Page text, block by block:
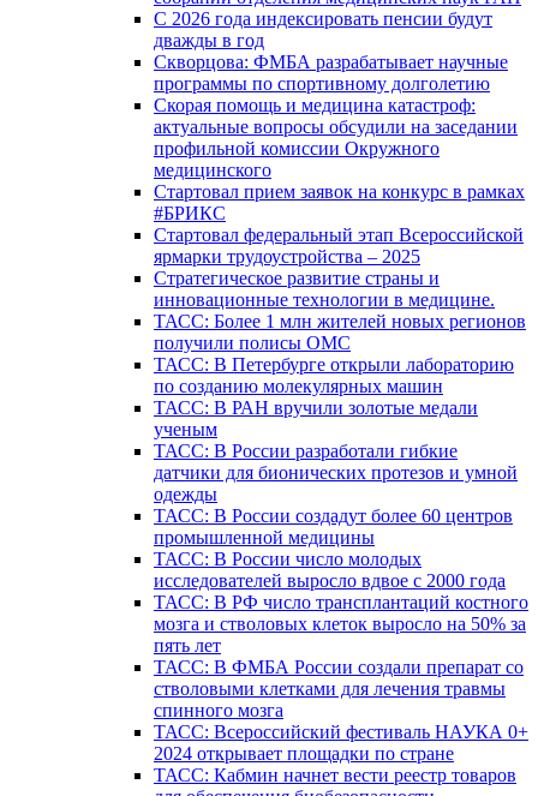
С 2026 года индексировать пенсии будут
дважды в год
Скворцова: ФМБА разрабатывает научные
программы по спортивному долголетию
Скорая помощь и медицина катастроф:
актуальные вопросы обсудили на заседании
профильной комиссии Окружного
медицинского
Стартовал прием заявок на конкурс в рамках
#БРИКС
Стартовал федеральный этап Всероссийской
ярмарки трудоустройства – 2025
Стратегическое развитие страны и
инновационные технологии в медицине.
ТАСС: Более 1 млн жителей новых регионов
получили полисы ОМС
ТАСС: В Петербурге открыли лабораторию
по созданию молекулярных машин
ТАСС: В РАН вручили золотые медали
ученым
ТАСС: В России разработали гибкие
датчики для бионических протезов и умной
одежды
ТАСС: В России создадут более 60 центров
промышленной медицины
ТАСС: В России число молодых
исследователей выросло вдвое с 2000 года
ТАСС: В РФ число трансплантаций костного
мозга и стволовых клеток выросло на 50% за
пять лет
ТАСС: В ФМБА России создали препарат со
стволовыми клетками для лечения травмы
спинного мозга
ТАСС: Всероссийский фестиваль НАУКА 0+
2024 открывает площадки по стране
ТАСС: Кабмин начнет вести реестр товаров